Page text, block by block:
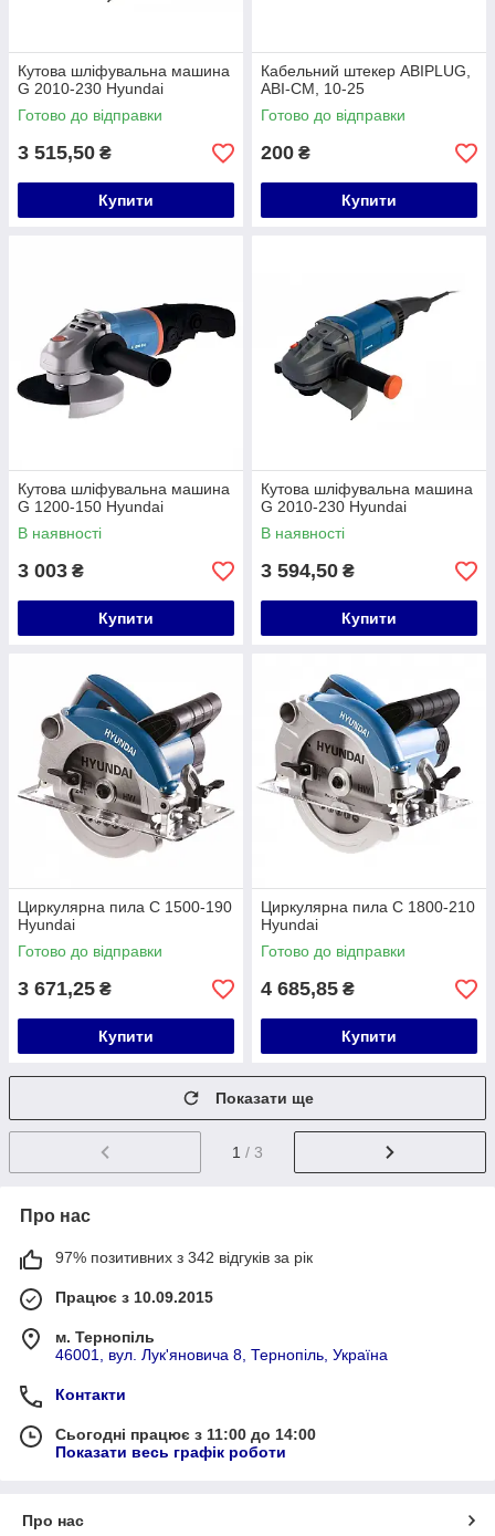
Кутова шліфувальна машина
G 2010-230 Hyundai
Готово до відправки
3 515,50 ₴
Купити
Кабельний штекер ABIPLUG,
ABI-CM, 10-25
Готово до відправки
200 ₴
Купити
Кутова шліфувальна машина
G 1200-150 Hyundai
В наявності
3 003 ₴
Купити
Кутова шліфувальна машина
G 2010-230 Hyundai
В наявності
3 594,50 ₴
Купити
Циркулярна пила C 1500-190
Hyundai
Готово до відправки
3 671,25 ₴
Купити
Циркулярна пила C 1800-210
Hyundai
Готово до відправки
4 685,85 ₴
Купити
Показати ще
1 / 3
Про нас
97% позитивних з 342 відгуків за рік
Працює з 10.09.2015
м. Тернопіль
46001, вул. Лук'яновича 8, Тернопіль, Україна
Контакти
Сьогодні працює з 11:00 до 14:00
Показати весь графік роботи
Про нас